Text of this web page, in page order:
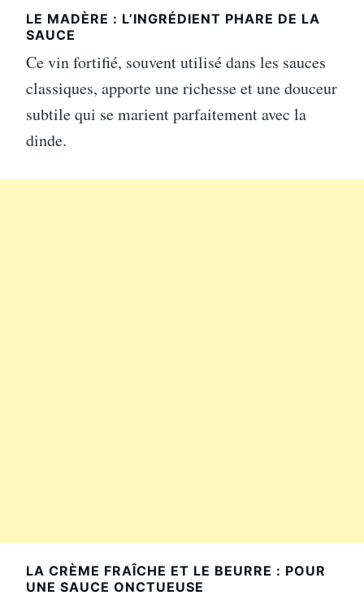
LE MADÈRE : L’INGRÉDIENT PHARE DE LA
SAUCE
Ce vin fortifié, souvent utilisé dans les sauces
classiques, apporte une richesse et une douceur
subtile qui se marient parfaitement avec la
dinde.
LA CRÈME FRAÎCHE ET LE BEURRE : POUR
UNE SAUCE ONCTUEUSE